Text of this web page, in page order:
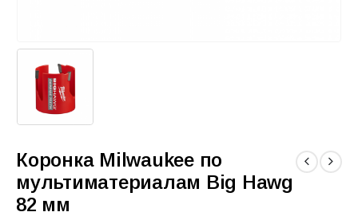
Коронка Milwaukee по
мультиматериалам Big Hawg
82 мм